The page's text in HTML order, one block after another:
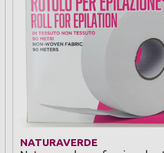
NATURAVERDE